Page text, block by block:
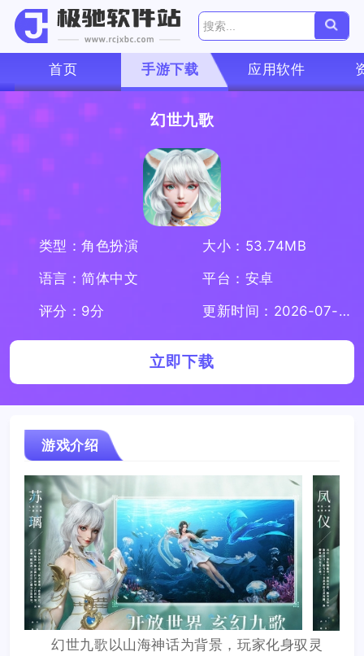
首页 手游下载 应用软件
幻世九歌
类型：角色扮演
大小：53.74MB
语言：简体中文
平台：安卓
评分：9分
更新时间：2026-07-08
立即下载
游戏介绍
幻世九歌以山海神话为背景，玩家化身驭灵